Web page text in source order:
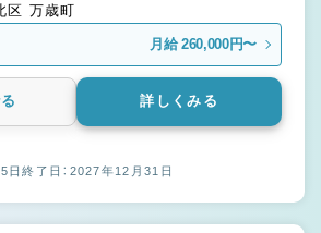
大阪府 大阪市北区 万歳町
月給 260,000円〜
詳しくみる
日終了日：2027年12月31日